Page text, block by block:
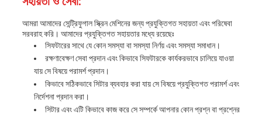
আমরা আমাদের সেন্ট্রিফুগাল স্ক্রিন মেশিনের জন্য প্রযুক্তিগত সহায়তা এবং পরিষেবা
সরবরাহ করি। আমাদের প্রযুক্তিগত সহায়তার মধ্যে রয়েছেঃ
সিফটারের সাথে যে কোন সমস্যা বা সমস্যা নির্ণয় এবং সমস্যা সমাধান।
রক্ষণাবেক্ষণ সেবা প্রদান এবং কিভাবে সিফটারকে কার্যকরভাবে চালিয়ে যাওয়া
যায় সে বিষয়ে পরামর্শ প্রদান।
কিভাবে সঠিকভাবে সিটার ব্যবহার করা যায় সে বিষয়ে প্রযুক্তিগত পরামর্শ এবং
নির্দেশনা প্রদান করা।
সিটার এবং এটি কিভাবে কাজ করে সে সম্পর্কে আপনার কোন প্রশ্ন বা প্রশ্নের